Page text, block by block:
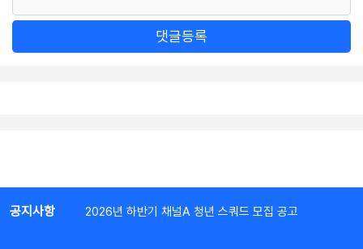
댓글등록
공지사항 2026년 하반기 채널A 청년 스쿼드 모집 공고